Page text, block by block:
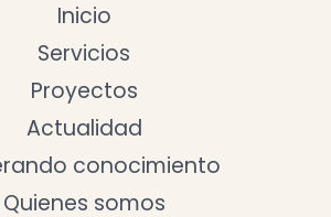
Inicio
Servicios
Proyectos
Actualidad
conocimiento
Quienes somos